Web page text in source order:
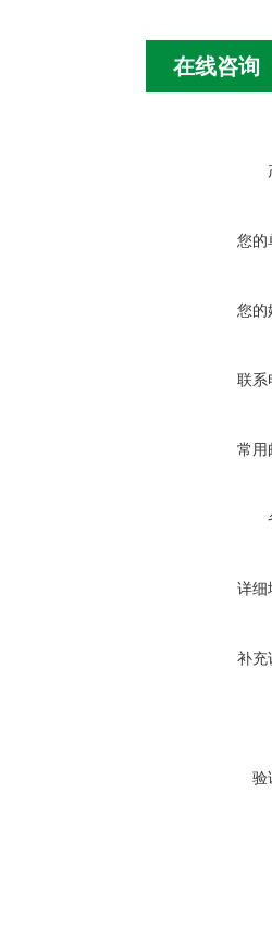
在线咨询
您的
您的
联系
常用
详细
补充
验